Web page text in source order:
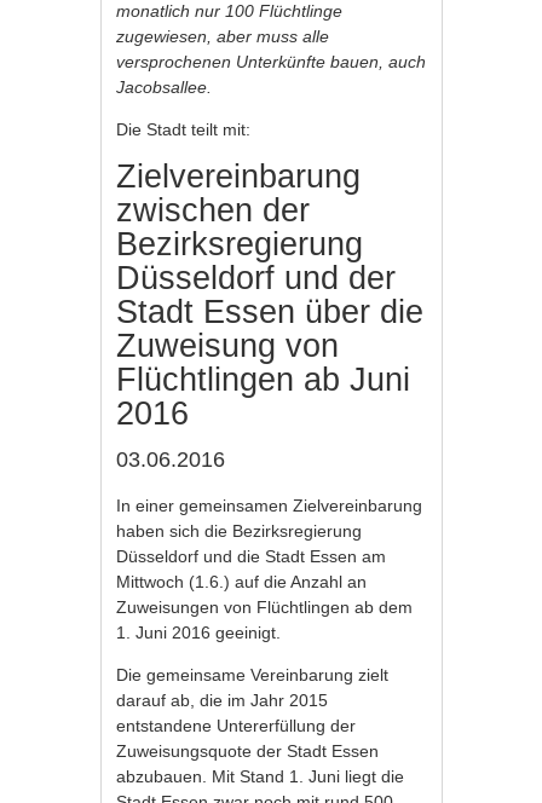
monatlich nur 100 Flüchtlinge
zugewiesen, aber muss alle
versprochenen Unterkünfte bauen, auch
Jacobsallee.
Die Stadt teilt mit:
Zielvereinbarung
zwischen der
Bezirksregierung
Düsseldorf und der
Stadt Essen über die
Zuweisung von
Flüchtlingen ab Juni
2016
03.06.2016
In einer gemeinsamen Zielvereinbarung
haben sich die Bezirksregierung
Düsseldorf und die Stadt Essen am
Mittwoch (1.6.) auf die Anzahl an
Zuweisungen von Flüchtlingen ab dem
1. Juni 2016 geeinigt.
Die gemeinsame Vereinbarung zielt
darauf ab, die im Jahr 2015
entstandene Untererfüllung der
Zuweisungsquote der Stadt Essen
abzubauen. Mit Stand 1. Juni liegt die